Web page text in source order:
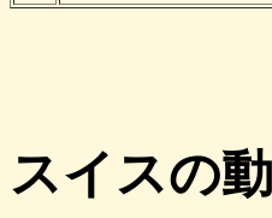
スイスの